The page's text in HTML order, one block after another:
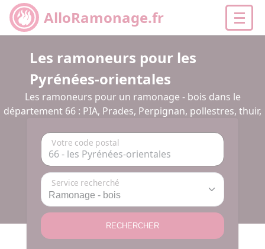
AlloRamonage.fr
Les ramoneurs pour les
Pyrénées-orientales
Les ramoneurs pour un ramonage - bois dans le
département 66 : PIA, Prades, Perpignan, pollestres, thuir,
Votre code postal
Service recherché
RECHERCHER